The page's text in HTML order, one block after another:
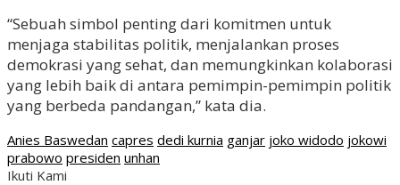
“Sebuah simbol penting dari komitmen untuk
menjaga stabilitas politik, menjalankan proses
demokrasi yang sehat, dan memungkinkan kolaborasi
yang lebih baik di antara pemimpin-pemimpin politik
yang berbeda pandangan,” kata dia.
Anies Baswedan capres dedi kurnia ganjar joko widodo jokowi
prabowo presiden unhan
Ikuti Kami